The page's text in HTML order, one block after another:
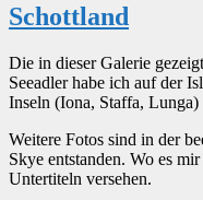
Schottland
Die in dieser Galerie
Seeadler habe ich auf der
Inseln (Iona, Staffa, Lunga)
Weitere Fotos sind in der
Skye entstanden. Wo es
Untertiteln versehen.